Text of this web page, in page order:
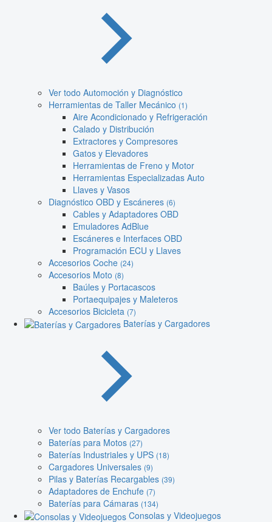
Ver todo Automoción y Diagnóstico
Herramientas de Taller Mecánico (1)
Aire Acondicionado y Refrigeración
Calado y Distribución
Extractores y Compresores
Gatos y Elevadores
Herramientas de Freno y Motor
Herramientas Especializadas Auto
Llaves y Vasos
Diagnóstico OBD y Escáneres (6)
Cables y Adaptadores OBD
Emuladores AdBlue
Escáneres e Interfaces OBD
Programación ECU y Llaves
Accesorios Coche (24)
Accesorios Moto (8)
Baúles y Portacascos
Portaequipajes y Maleteros
Accesorios Bicicleta (7)
Baterías y Cargadores
Ver todo Baterías y Cargadores
Baterías para Motos (27)
Baterías Industriales y UPS (18)
Cargadores Universales (9)
Pilas y Baterías Recargables (39)
Adaptadores de Enchufe (7)
Baterías para Cámaras (134)
Consolas y Videojuegos